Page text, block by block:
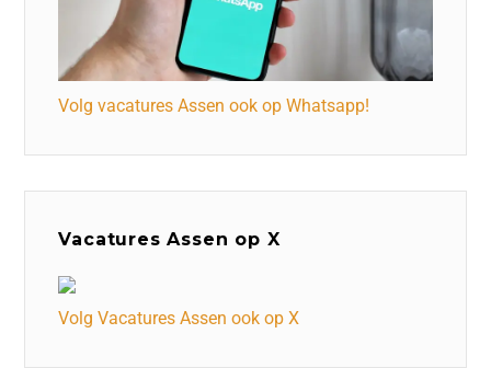
Volg vacatures Assen ook op Whatsapp!
Vacatures Assen op X
Volg Vacatures Assen ook op X